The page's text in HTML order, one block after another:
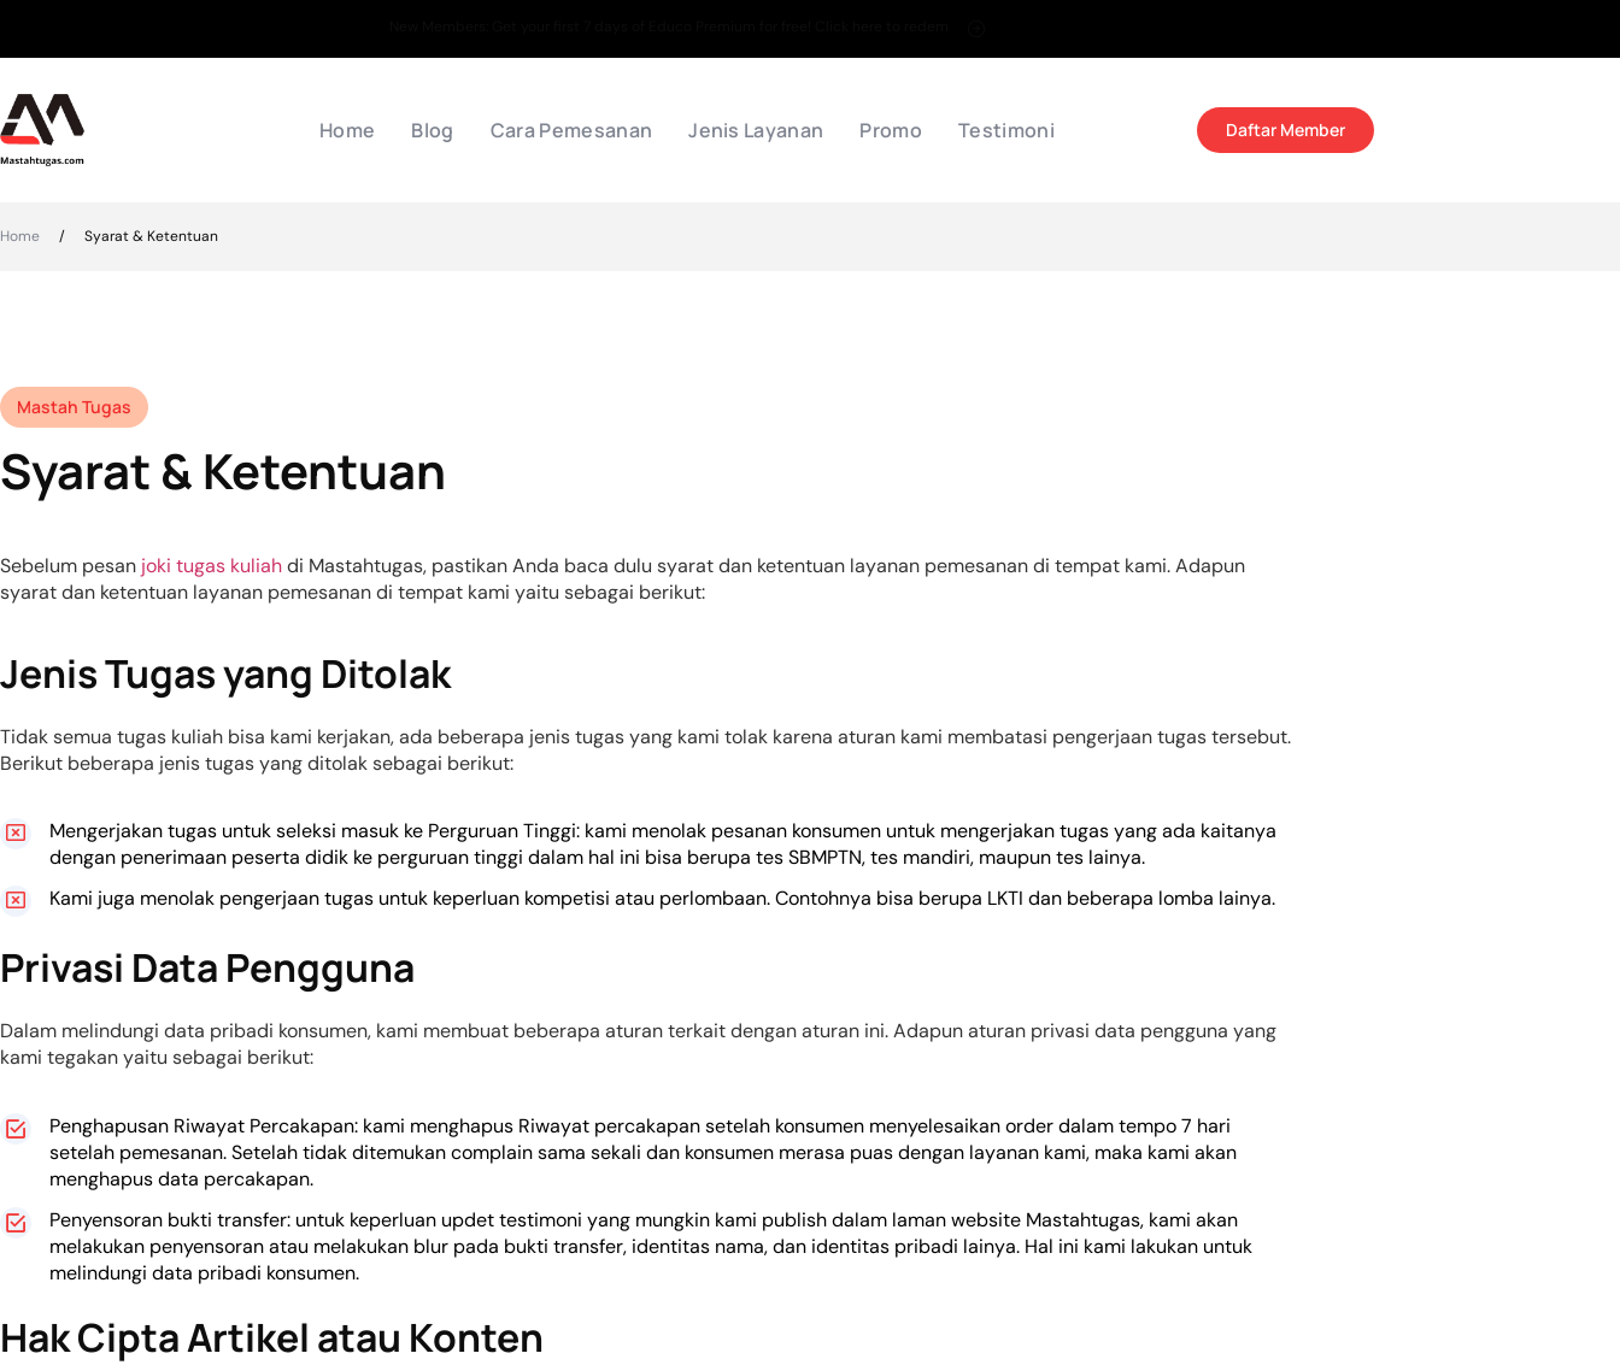
Home Blog Cara Pemesanan Jenis Layanan Promo Testimoni Daftar Member
Home / Syarat & Ketentuan
Mastah Tugas
Syarat & Ketentuan
Sebelum pesan joki tugas kuliahdi Mastahtugas, pastikan Anda baca dulu syarat dan ketentuan layanan pemesanan di tempat kami. Adapun
syarat dan ketentuan layanan pemesanan di tempat kami yaitu sebagai berikut:
Jenis Tugas yang Ditolak
Tidak semua tugas kuliah bisa kami kerjakan, ada beberapa jenis tugas yang kami tolak karena aturan kami membatasi pengerjaan tugas tersebut.
Berikut beberapa jenis tugas yang ditolak sebagai berikut:
Mengerjakan tugas untuk seleksi masuk ke Perguruan Tinggi: kami menolak pesanan konsumen untuk mengerjakan tugas yang ada kaitanya
dengan penerimaan peserta didik ke perguruan tinggi dalam hal ini bisa berupa tes SBMPTN, tes mandiri, maupun tes lainya.
Kami juga menolak pengerjaan tugas untuk keperluan kompetisi atau perlombaan. Contohnya bisa berupa LKTI dan beberapa lomba lainya.
Privasi Data Pengguna
Dalam melindungi data pribadi konsumen, kami membuat beberapa aturan terkait dengan aturan ini. Adapun aturan privasi data pengguna yang
kami tegakan yaitu sebagai berikut:
Penghapusan Riwayat Percakapan: kami menghapus Riwayat percakapan setelah konsumen menyelesaikan order dalam tempo 7 hari
setelah pemesanan. Setelah tidak ditemukan complain sama sekali dan konsumen merasa puas dengan layanan kami, maka kami akan
menghapus data percakapan.
Penyensoran bukti transfer: untuk keperluan updet testimoni yang mungkin kami publish dalam laman website Mastahtugas, kami akan
melakukan penyensoran atau melakukan blur pada bukti transfer, identitas nama, dan identitas pribadi lainya. Hal ini kami lakukan untuk
melindungi data pribadi konsumen.
Hak Cipta Artikel atau Konten